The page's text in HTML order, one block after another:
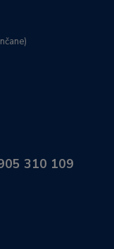
310 109